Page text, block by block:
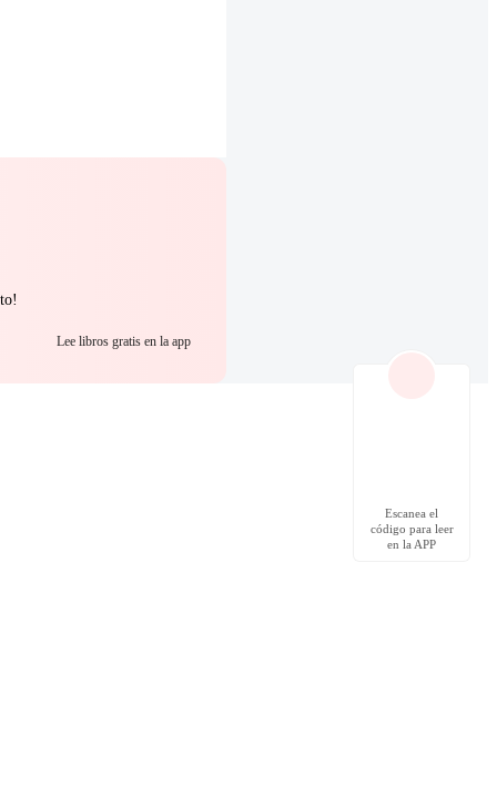
Lee libros gratis en la app
Escanea el
código para leer
en la APP